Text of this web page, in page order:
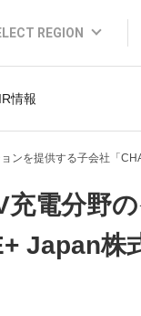
REGION
Global Website
JAPAN (日本語)
INDONESIA (Bahasa)
TAIWAN(繁體)
IR情報
ンを提供する子会社「
充電分野
Japan株